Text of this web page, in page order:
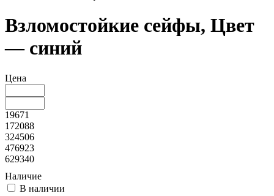
Взломостойкие сейфы, Цвет
— синий
Цена
19671
172088
324506
476923
629340
Наличие
В наличии